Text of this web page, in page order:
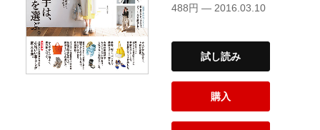
488円 — 2016.03.10
試し読み
購入